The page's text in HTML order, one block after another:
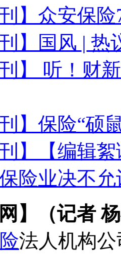
刊】众安保
刊】国风 | 热
刊】 听！财
】保险“硕
刊】【编辑
险业决不
网】（记者
法人机构